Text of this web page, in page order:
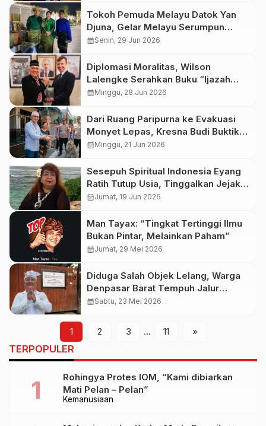
Baru
Tokoh Pemuda Melayu Datok Yan
Djuna, Gelar Melayu Serumpun
(GEMES) 2026, Pesta Bangsa
calendar_monthSenin, 29 Jun 2026
Diplomasi Moralitas, Wilson
Lalengke Serahkan Buku “Ijazah
Jokowi” kepada Duta Besar Rusia
calendar_monthMinggu, 28 Jun 2026
Dari Ruang Paripurna ke Evakuasi
Monyet Lepas, Kresna Budi Buktikan
Pengabdian Tak Kenal Situasi
calendar_monthMinggu, 21 Jun 2026
Sesepuh Spiritual Indonesia Eyang
Ratih Tutup Usia, Tinggalkan Jejak
Pengabdian dan Keteladanan
calendar_monthJumat, 19 Jun 2026
Man Tayax: “Tingkat Tertinggi Ilmu
Bukan Pintar, Melainkan Paham”
calendar_monthJumat, 29 Mei 2026
Diduga Salah Objek Lelang, Warga
Denpasar Barat Tempuh Jalur
Hukum, Pengamat Soroti Potensi
calendar_monthSabtu, 23 Mei 2026
1 2 3 … 11 »
TERPOPULER
Kemanusiaan
Rohingya Protes IOM, “Kami dibiarkan
Mati Pelan – Pelan”